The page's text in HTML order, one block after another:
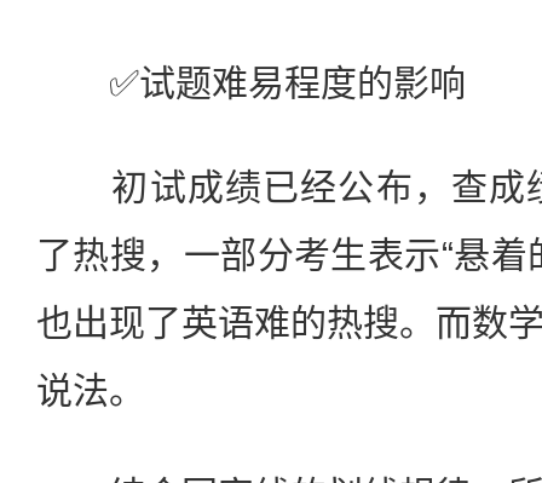
✅️️‍️‍试题难易程度的影响
初试成绩已经公布，查成
了热搜，一部分考生表示“悬
也出现了英语难的热搜。而数
说法。